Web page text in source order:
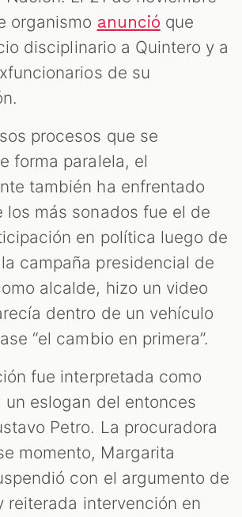
organismo anunció que
disciplinario a Quintero y a
de su
procesos que se
forma paralela, el
también ha enfrentado
los más sonados fue el de
en política luego de
campaña presidencial de
alcalde, hizo un video
dentro de un vehículo
“el cambio en primera”.
fue interpretada como
un eslogan del entonces
Petro. La procuradora
momento, Margarita
con el argumento de
reiterada intervención en